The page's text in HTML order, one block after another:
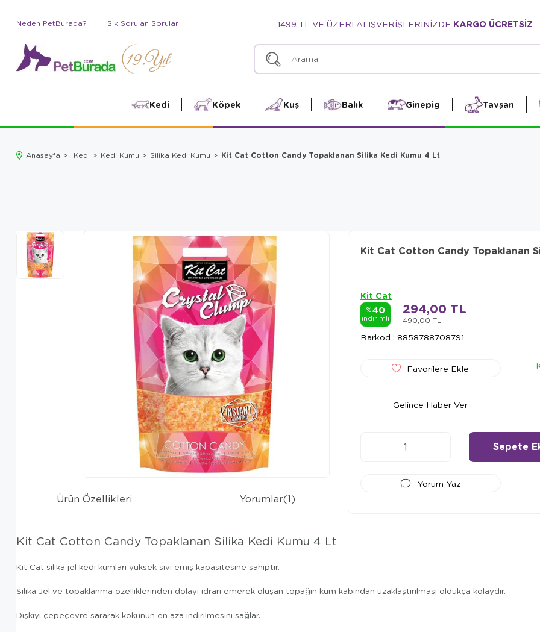
Neden PetBurada? Sık Sorulan Sorular 1499 TL VE ÜZERİ ALIŞVERİŞLERİNİZDE KARGO ÜCRETSİZ
Kedi Köpek Kuş Balık Ginepig Tavşan
Anasayfa Kedi Kedi Kumu Silika Kedi Kumu Kit Cat Cotton Candy Topaklanan Silika Kedi Kumu 4 Lt
Kit Cat Cotton Candy Topaklanan
Kit Cat
%40
indirimli 490,00 TL
294,00 TL
Barkod : 8858788708791
Favorilere Ekle
Gelince Haber Ver
Yorum Yaz
Ürün Özellikleri Yorumlar(1)
Kit Cat Cotton Candy Topaklanan Silika Kedi Kumu 4 Lt
Kit Cat silika jel kedi kumları yüksek sıvı emiş kapasitesine sahiptir.
Silika Jel ve topaklanma özelliklerinden dolayı idrarı emerek oluşan topağın kum kabından uzaklaştırılması oldukça kolaydır.
Dışkıyı çepeçevre sararak kokunun en aza indirilmesini sağlar.